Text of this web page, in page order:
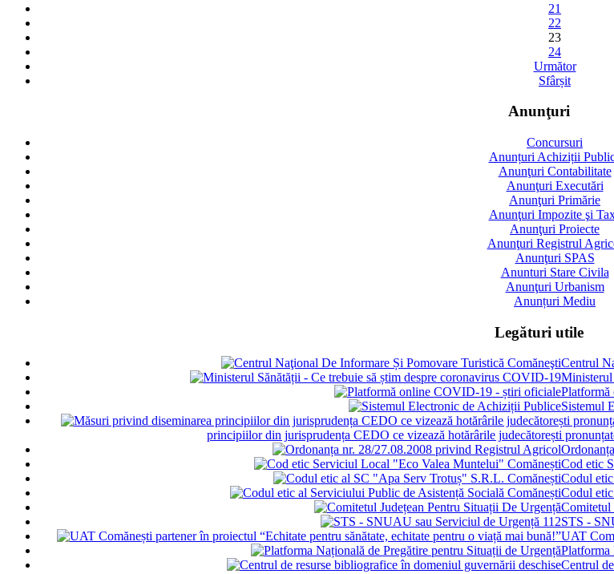
21
22
23
24
Următor
Sfârșit
Anunţuri
Concursuri
Anunțuri Achiziții
Anunţuri Contabilitate
Anunţuri Executări
Anunţuri Primărie
Anunţuri Impozite şi
Anunţuri Proiecte
Anunţuri Registrul
Anunţuri SPAS
Anunturi Stare Civila
Anunţuri Urbanism
Anunțuri Mediu
Legături utile
Centrul
Ministerul
Sistemul
principiilor din jurisprudența CEDO ce vizează hotărârile judecătorești
Cod etic
Codul
Codul
Comitetul
STS -
UAT
Platforma
Centrul